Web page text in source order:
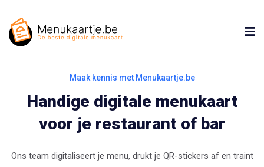
Maak kennis met Menukaartje.be
Handige digitale menukaart
voor je restaurant of bar
Ons team digitaliseert je menu, drukt je QR-stickers af en traint